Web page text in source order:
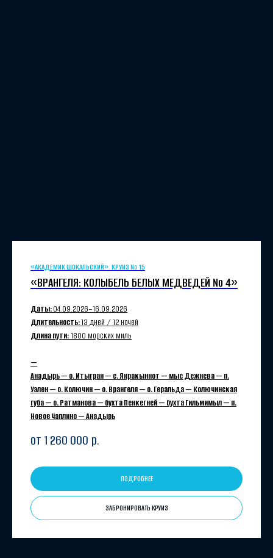
«АКАДЕМИК ШОКАЛЬСКИЙ». КРУИЗ № 15
«ВРАНГЕЛЯ: КОЛЫБЕЛЬ БЕЛЫХ МЕДВЕДЕЙ № 4»
Даты:04.09.2026−16.09.2026
Длительность:13 дней / 12 ночей
Длина пути:1800 морских миль
—
Анадырь — о. Итыгран — с. Янракыннот — мыс Дежнева — п.
Уэлен — о. Колючин — о. Врангеля — о. Геральда — Колючинская
губа — о. Ратманова — бухта Пенкегней — бухта Гильмимыл — п.
Новое Чаплино — Анадырь
от 1 260 000 р.
ПОДРОБНЕЕ
ЗАБРОНИРОВАТЬ КРУИЗ